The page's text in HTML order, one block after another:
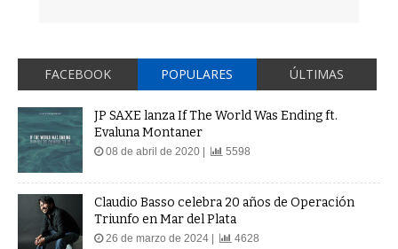
FACEBOOK POPULARES ÚLTIMAS
JP SAXE lanza If The World Was Ending ft.
Evaluna Montaner
08 de abril de 2020 | 5598
Claudio Basso celebra 20 años de Operación
Triunfo en Mar del Plata
26 de marzo de 2024 | 4628